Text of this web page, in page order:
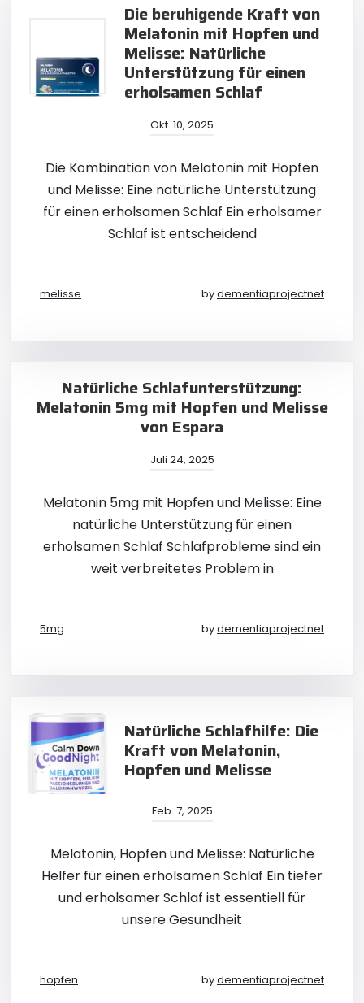
Die beruhigende Kraft von
Melatonin mit Hopfen und
Melisse: Natürliche
Unterstützung für einen
erholsamen Schlaf
Okt. 10, 2025
Die Kombination von Melatonin mit Hopfen
und Melisse: Eine natürliche Unterstützung
für einen erholsamen Schlaf Ein erholsamer
Schlaf ist entscheidend
melisse bydementiaprojectnet
Natürliche Schlafunterstützung:
Melatonin 5mg mit Hopfen und Melisse
von Espara
Juli 24, 2025
Melatonin 5mg mit Hopfen und Melisse: Eine
natürliche Unterstützung für einen
erholsamen Schlaf Schlafprobleme sind ein
weit verbreitetes Problem in
5mg bydementiaprojectnet
Natürliche Schlafhilfe: Die
Kraft von Melatonin,
Hopfen und Melisse
Feb. 7, 2025
Melatonin, Hopfen und Melisse: Natürliche
Helfer für einen erholsamen Schlaf Ein tiefer
und erholsamer Schlaf ist essentiell für
unsere Gesundheit
hopfen bydementiaprojectnet